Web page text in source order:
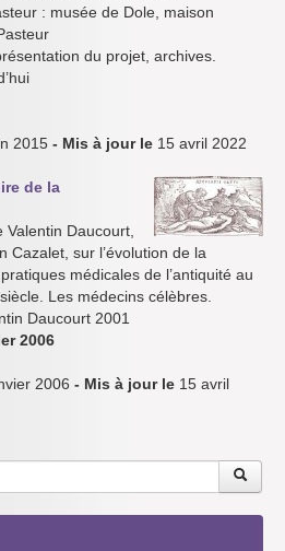
: musée de Dole, maison
du projet, archives.
2015 - Mis à jour le 15 avril 2022
de la
Daucourt,
Cazalet, sur l’évolution de la
médicales de l’antiquité au
Les médecins célèbres.
Daucourt 2001
2006
2006 - Mis à jour le 15 avril